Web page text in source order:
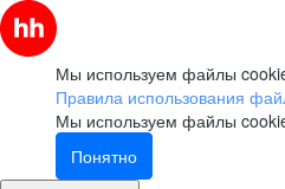
Мы используем файлы
Правила использования
Мы используем файлы
Понятно